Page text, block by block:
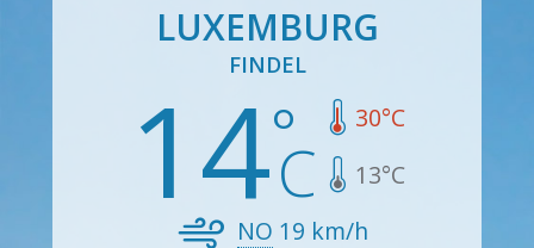
LUXEMBURG
FINDEL
14 30°C
13°C
NO 19 km/h